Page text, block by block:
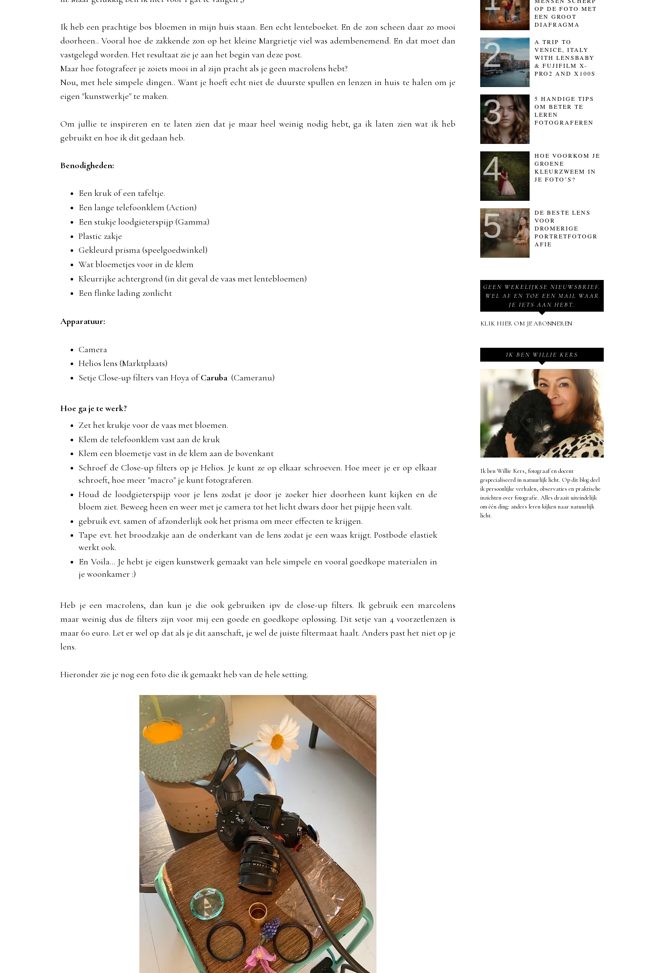
Ik heb een prachtige bos bloemen in mijn huis staan. Een echt lenteboeket. En de zon scheen daar zo mooi
doorheen.. Vooral hoe de zakkende zon op het kleine Margrietje viel was adembenemend. En dat moet dan
vastgelegd worden. Het resultaat zie je aan het begin van deze post.
Maar hoe fotografeer je zoiets mooi in al zijn pracht als je geen macrolens hebt?
Nou, met hele simpele dingen.. Want je hoeft echt niet de duurste spullen en lenzen in huis te halen om je
eigen "kunstwerkje" te maken.
Om jullie te inspireren en te laten zien dat je maar heel weinig nodig hebt, ga ik laten zien wat ik heb
gebruikt en hoe ik dit gedaan heb.
Benodigheden:
Een kruk of een tafeltje.
Een lange telefoonklem (Action)
Een stukje loodgieterspijp (Gamma)
Plastic zakje
Gekleurd prisma (speelgoedwinkel)
Wat bloemetjes voor in de klem
Kleurrijke achtergrond (in dit geval de vaas met lentebloemen)
Een flinke lading zonlicht
Apparatuur:
Camera
Helios lens (Marktplaats)
Setje Close-up filters van Hoya ofCaruba (Cameranu)
Hoe ga je te werk?
Zet het krukje voor de vaas met bloemen.
Klem de telefoonklem vast aan de kruk
Klem een bloemetje vast in de klem aan de bovenkant
Schroef de Close-up filters op je Helios. Je kunt ze op elkaar schroeven. Hoe meer je er op elkaar
schroeft, hoe meer "macro" je kunt fotograferen.
Houd de loodgieterspijp voor je lens zodat je door je zoeker hier doorheen kunt kijken en de
bloem ziet. Beweeg heen en weer met je camera tot het licht dwars door het pijpje heen valt.
gebruik evt. samen of afzonderlijk ook het prisma om meer effecten te krijgen.
Tape evt. het broodzakje aan de onderkant van de lens zodat je een waas krijgt. Postbode elastiek
werkt ook.
En Voila... Je hebt je eigen kunstwerk gemaakt van hele simpele en vooral goedkope materialen in
je woonkamer :)
Heb je een macrolens, dan kun je die ook gebruiken ipv de close-up filters. Ik gebruik een marcolens
maar weinig dus de filters zijn voor mij een goede en goedkope oplossing. Dit setje van 4 voorzetlenzen is
maar 60 euro. Let er wel op dat als je dit aanschaft, je wel de juiste filtermaat haalt. Anders past het niet op je
lens.
Hieronder zie je nog een foto die ik gemaakt heb van de hele setting.
OP DE FOTO MET
EEN GROOT
DIAFRAGMA
A TRIP TO
VENICE, ITALY
WITH LENSBABY
& FUJIFILM X-
PRO2 AND X100S
5 HANDIGE TIPS
OM BETER TE
LEREN
FOTOGRAFEREN
HOE VOORKOM JE
GROENE
KLEURZWEEM IN
JE FOTO’S?
DE BESTE LENS
VOOR
DROMERIGE
PORTRETFOTOGR
AFIE
GEEN WEKELIJKSE NIEUWSBRIEF.
WEL AF EN TOE EEN MAIL WAAR
JE IETS AAN HEBT.
KLIK HIER OM JE ABONNEREN
IK BEN WILLIE KERS
Ik ben Willie Kers, fotograaf en docent
gespecialiseerd in natuurlijk licht. Op dit blog deel
ik persoonlijke verhalen, observaties en praktische
inzichten over fotografie. Alles draait uiteindelijk
om één ding: anders leren kijken naar natuurlijk
licht.